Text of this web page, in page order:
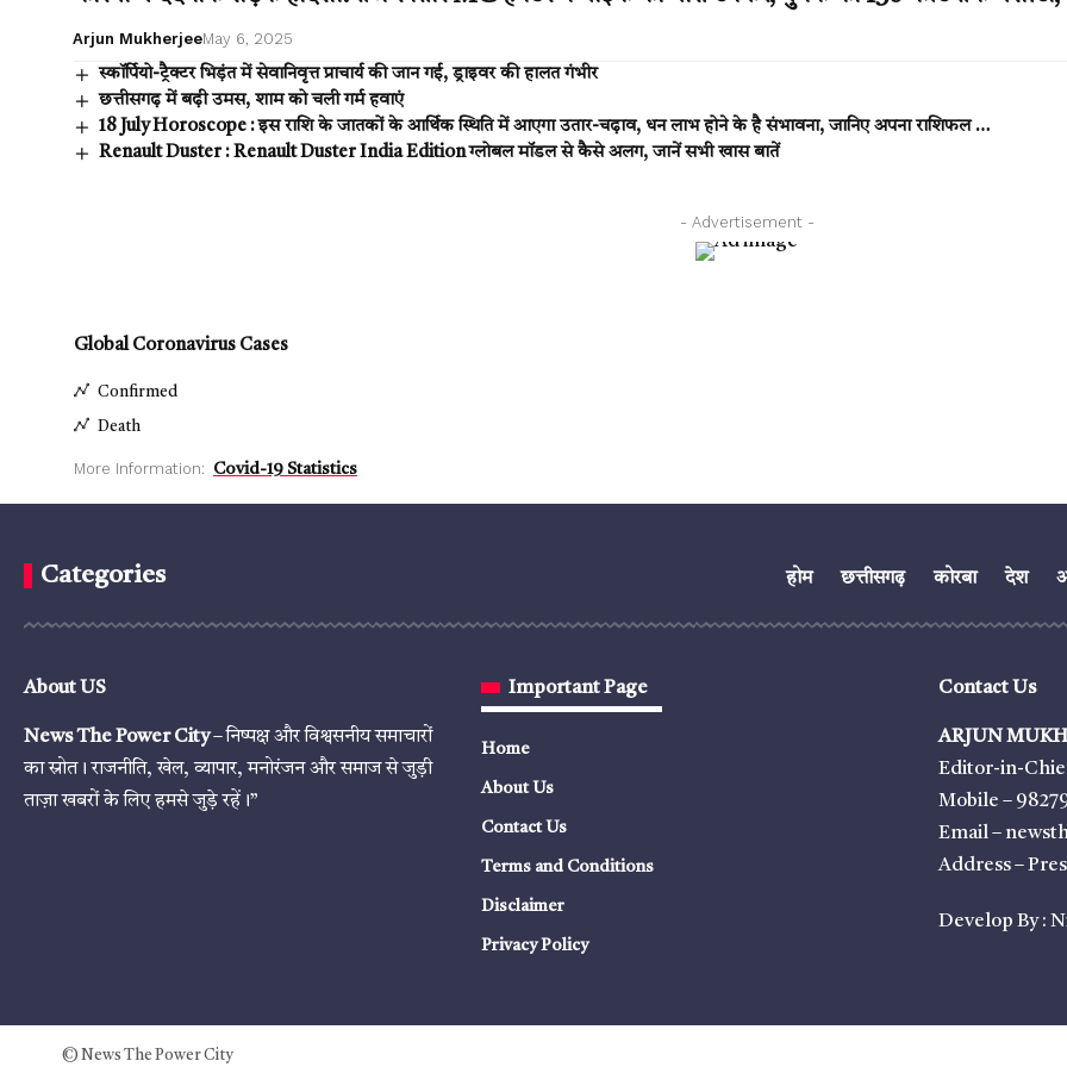
Arjun MukherjeeMay 6, 2025
स्कॉर्पियो-ट्रैक्टर भिड़ंत में सेवानिवृत्त प्राचार्य की जान गई, ड्राइवर की हालत गंभीर
छत्तीसगढ़ में बढ़ी उमस, शाम को चली गर्म हवाएं
18 July Horoscope : इस राशि के जातकों के आर्थिक स्थिति में आएगा उतार-चढ़ाव, धन लाभ होने के है संभावना, जानिए अपना राशिफल …
Renault Duster : Renault Duster India Edition ग्लोबल मॉडल से कैसे अलग, जानें सभी खास बातें
- Advertisement -
Global Coronavirus Cases
Confirmed
Death
More Information: Covid-19 Statistics
Categories होम छत्तीसगढ़ कोरबा देश
About US
News The Power City– निष्पक्ष और विश्वसनीय समाचारों
का स्रोत। राजनीति, खेल, व्यापार, मनोरंजन और समाज से जुड़ी
ताज़ा खबरों के लिए हमसे जुड़े रहें।”
Important Page
Home
About Us
Contact Us
Terms and Conditions
Disclaimer
Privacy Policy
Contact Us
ARJUN
Editor-in-
Mobile –
Email –
Address –
Develop By :
© News The Power City